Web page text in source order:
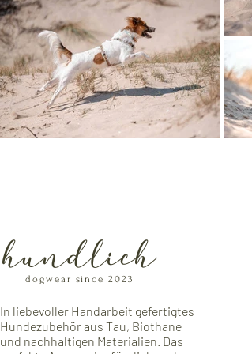
hundlich
dogwear since 2023
In liebevoller Handarbeit gefertigtes
Hundezubehör aus Tau, Biothane
und nachhaltigen Materialien. Das